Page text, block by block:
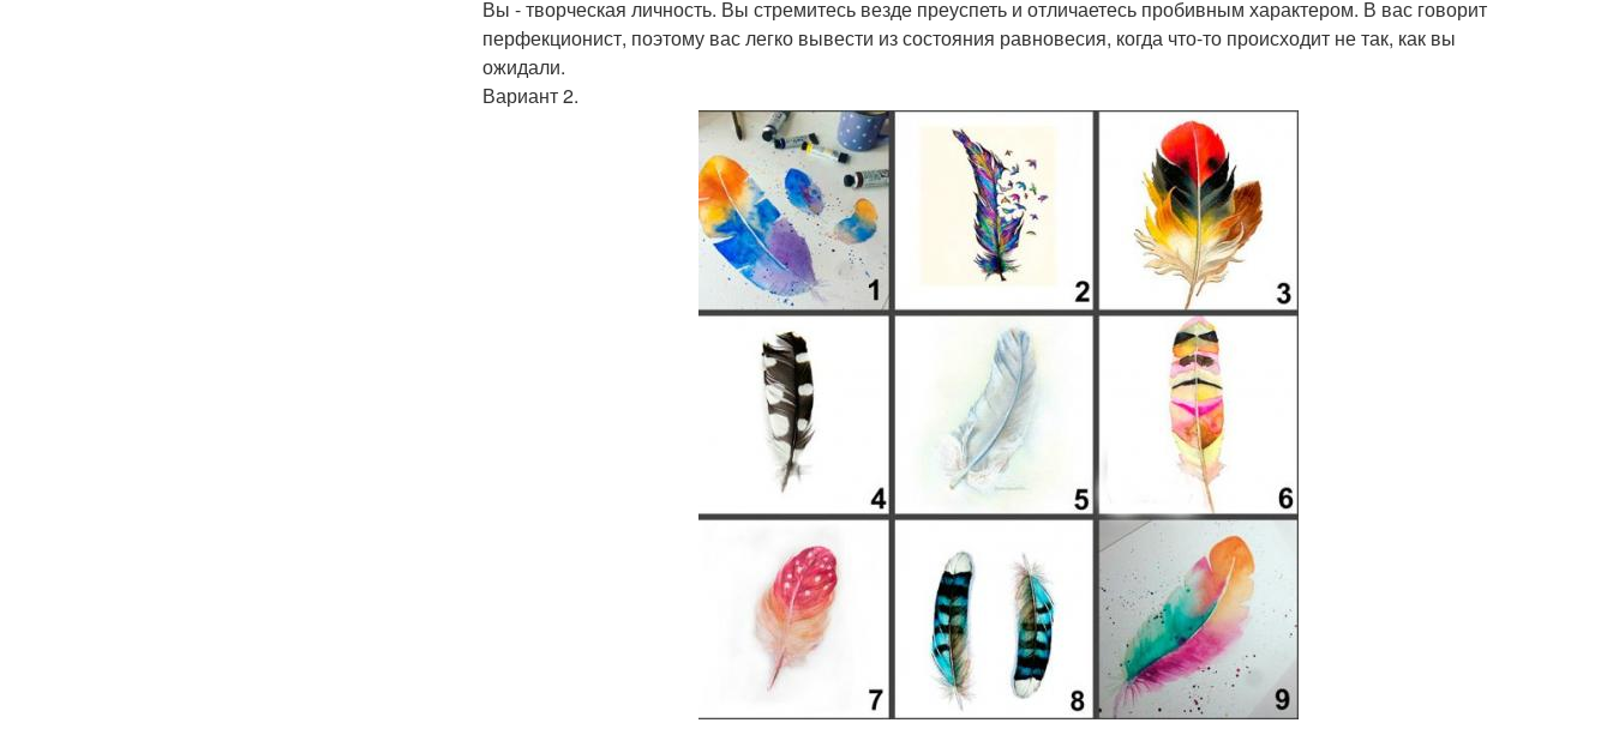
Вы - творческая личность. Вы стремитесь везде преуспеть и отличаетесь пробивным характером. В вас говорит
перфекционист, поэтому вас легко вывести из состояния равновесия, когда что-то происходит не так, как вы
ожидали.
Вариант 2.